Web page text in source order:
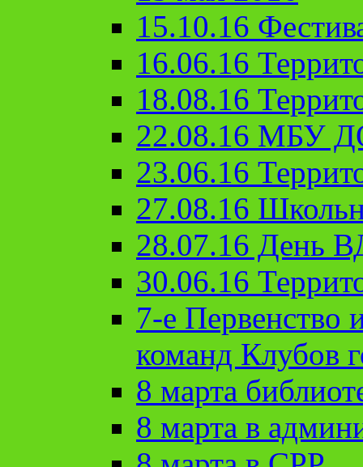
15.10.16
16.06.16
18.08.16
22.08.16 МБУ
23.06.16
27.08.16
28.07.16 День
30.06.16
7-е Первенство
команд Клубов
8 марта
8 марта в